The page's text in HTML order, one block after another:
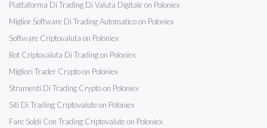
Piattaforma Di Trading Di Valuta Digitale on Poloniex
Miglior Software Di Trading Automatico on Poloniex
Software Criptovaluta on Poloniex
Bot Criptovaluta Di Trading on Poloniex
Migliori Trader Crypto on Poloniex
Strumenti Di Trading Crypto on Poloniex
Siti Di Trading Criptovalute on Poloniex
Fare Soldi Con Trading Criptovalute on Poloniex